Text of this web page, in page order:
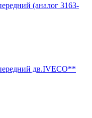
(аналог 3163-
дв.IVECO**